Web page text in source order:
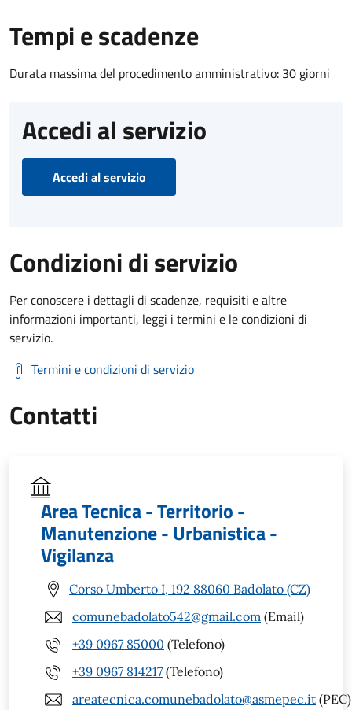
Tempi e scadenze
Durata massima del procedimento amministrativo: 30 giorni
Accedi al servizio
Accedi al servizio
Condizioni di servizio
Per conoscere i dettagli di scadenze, requisiti e altre
informazioni importanti, leggi i termini e le condizioni di
servizio.
Termini e condizioni di servizio
Contatti
Area Tecnica - Territorio -
Manutenzione - Urbanistica -
Vigilanza
Corso Umberto I, 192 88060 Badolato (CZ)
comunebadolato542@gmail.com (Email)
+39 0967 85000 (Telefono)
+39 0967 814217 (Telefono)
areatecnica.comunebadolato@asmepec.it (PEC)